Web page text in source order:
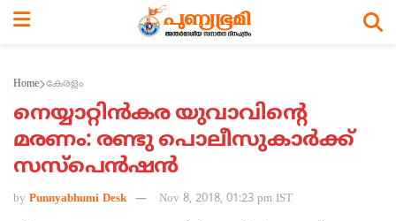
Home കേരളം
നെയ്യാറ്റിന്‍കര യുവാവിന്റെ
മരണം: രണ്ടു പൊലീസുകാര്‍ക്ക്
സസ്‌പെന്‍ഷന്‍
by Punnyabhumi Desk Nov 8, 2018, 01:23 pm IST